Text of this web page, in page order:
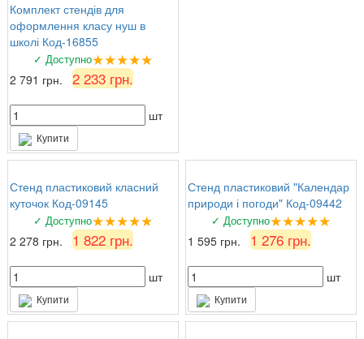
Комплект стендів для
оформлення класу нуш в
школі Код-16855
✓ Доступно★★★★★
2 791 грн. 2 233 грн.
шт
Купити
Стенд пластиковий класний
куточок Код-09145
✓ Доступно★★★★★
2 278 грн. 1 822 грн.
шт
Купити
Стенд пластиковий "Календар
природи і погоди" Код-09442
✓ Доступно★★★★★
1 595 грн. 1 276 грн.
шт
Купити